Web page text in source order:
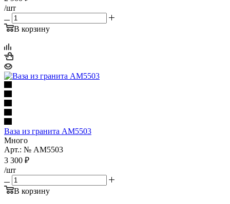
/шт
В корзину
Ваза из гранита AM5503
Много
Арт.: № AM5503
3 300 ₽
/шт
В корзину